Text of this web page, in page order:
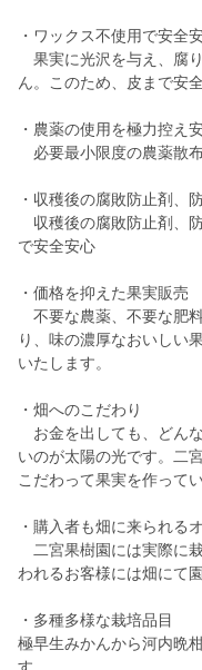
・ワックス不使用で安全
果実に光沢を与え、腐
ん。このため、皮まで安
・農薬の使用を極力控え
必要最小限度の農薬散
・収穫後の腐敗防止剤、
収穫後の腐敗防止剤、
で安全安心
・価格を抑えた果実販売
不要な農薬、不要な肥
り、味の濃厚なおいしい
いたします。
・畑へのこだわり
お金を出しても、どん
いのが太陽の光です。二
こだわって果実を作ってい
・購入者も畑に来られる
二宮果樹園には実際に
われるお客様には畑にて
・多種多様な栽培品目
極早生みかんから河内晩